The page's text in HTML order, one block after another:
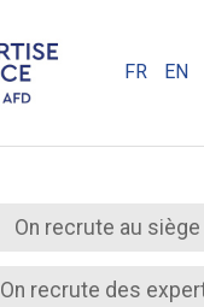
FR EN
On recrute au siège
On recrute des